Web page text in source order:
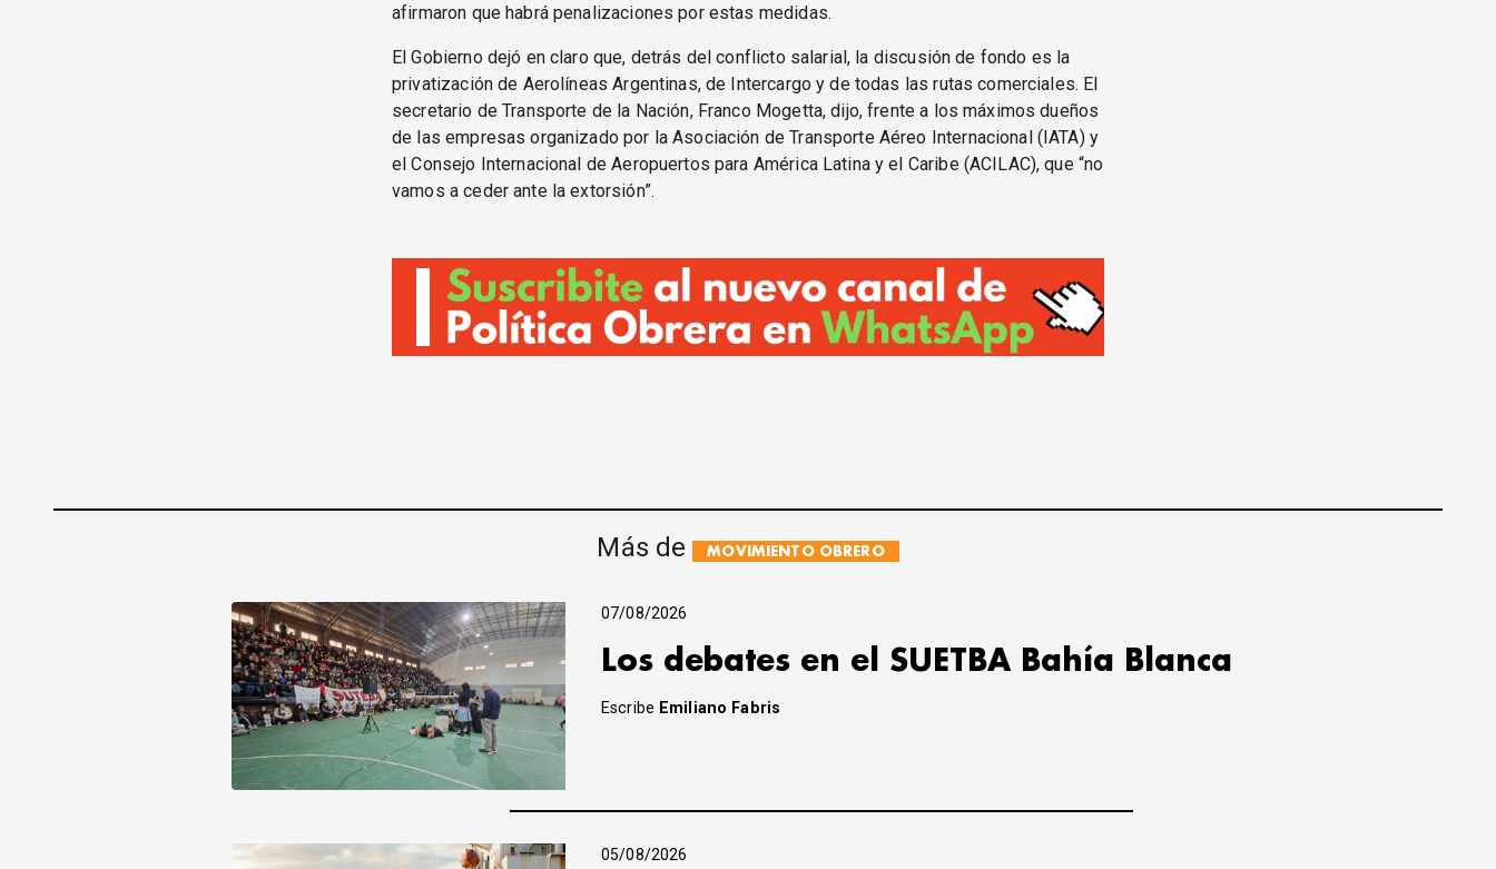
afirmaron que habrá penalizaciones por estas medidas.
El Gobierno dejó en claro que, detrás del conflicto salarial, la discusión de fondo es la
privatización de Aerolíneas Argentinas, de Intercargo y de todas las rutas comerciales. El
secretario de Transporte de la Nación, Franco Mogetta, dijo, frente a los máximos dueños
de las empresas organizado por la Asociación de Transporte Aéreo Internacional (IATA) y
el Consejo Internacional de Aeropuertos para América Latina y el Caribe (ACILAC), que “no
vamos a ceder ante la extorsión”.
Más de MOVIMIENTO OBRERO
07/08/2026
Los debates en el SUETBA Bahía Blanca
Escribe Emiliano Fabris
05/08/2026